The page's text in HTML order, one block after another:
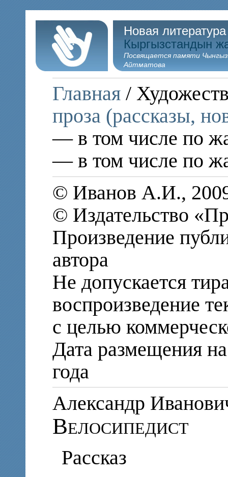
Новая
Кыргызстандын
Посвящается памяти
Айтматова
Главная /
проза (рассказы,
— в том числе по
— в том числе по
© Иванов А.И.,
© Издательство
Произведение
автора
Не допускается
воспроизведение
с целью
Дата размещения
года
Александр
Велосипедист
Рассказ